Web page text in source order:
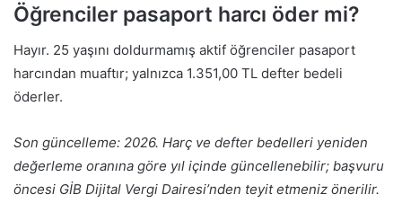
Öğrenciler pasaport harcı öder mi?
Hayır. 25 yaşını doldurmamış aktif öğrenciler pasaport
harcından muaftır; yalnızca 1.351,00 TL defter bedeli
öderler.
Son güncelleme: 2026. Harç ve defter bedelleri yeniden
değerleme oranına göre yıl içinde güncellenebilir; başvuru
öncesi GİB Dijital Vergi Dairesi’nden teyit etmeniz önerilir.